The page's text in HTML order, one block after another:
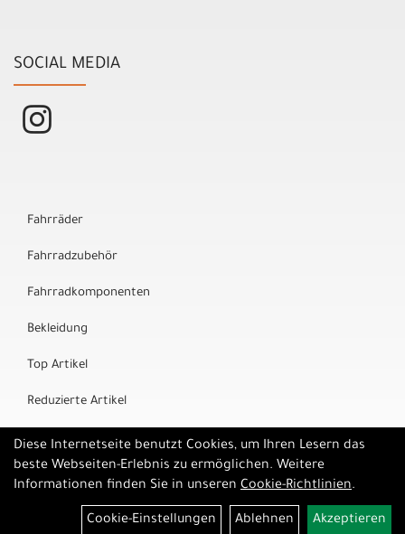
SOCIAL MEDIA
Fahrräder
Fahrradzubehör
Fahrradkomponenten
Bekleidung
Top Artikel
Reduzierte Artikel
Marken
Diese Internetseite benutzt Cookies, um Ihren Lesern das
beste Webseiten-Erlebnis zu ermöglichen. Weitere
Informationen finden Sie in unseren Cookie-Richtlinien.
Cookie-Einstellungen Ablehnen Akzeptieren